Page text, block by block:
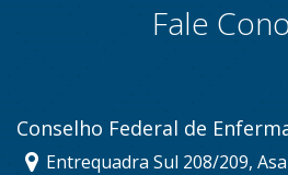
Fale
Conselho Federal de
Entrequadra Sul 208/209,